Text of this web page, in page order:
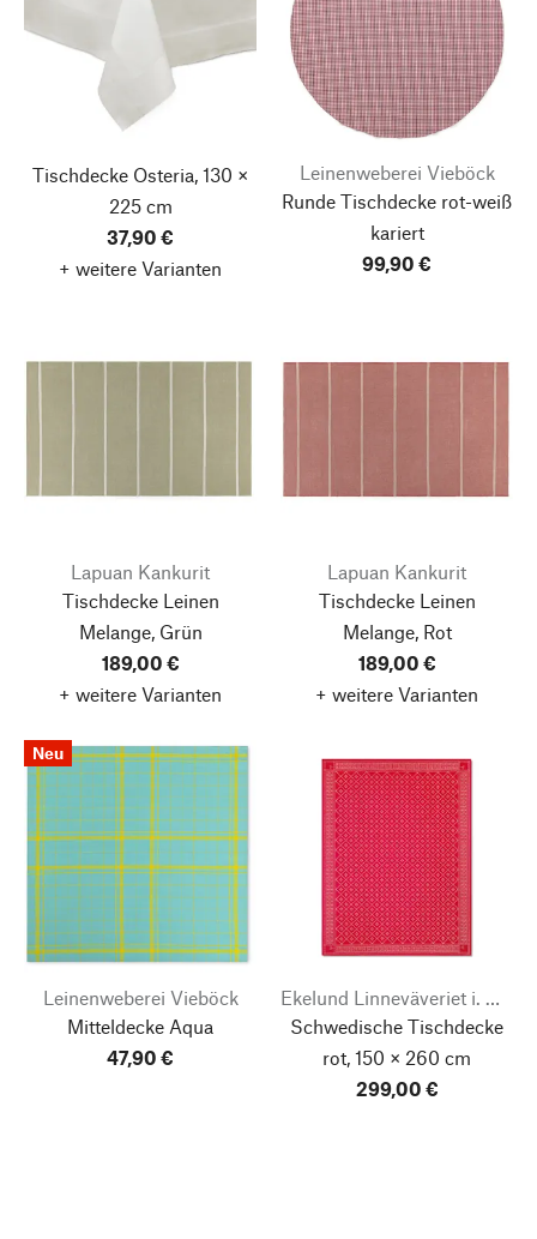
Tischdecke Osteria, 130 ×
225 cm
37,90 €
+ weitere Varianten
Leinenweberei Vieböck
Runde Tischdecke rot-weiß
kariert
99,90 €
Lapuan Kankurit
Tischdecke Leinen
Melange, Grün
189,00 €
+ weitere Varianten
Lapuan Kankurit
Tischdecke Leinen
Melange, Rot
189,00 €
+ weitere Varianten
Neu
Leinenweberei Vieböck
Mitteldecke Aqua
47,90 €
Ekelund Linneväveriet i. Horred
Schwedische Tischdecke
rot, 150 × 260 cm
299,00 €